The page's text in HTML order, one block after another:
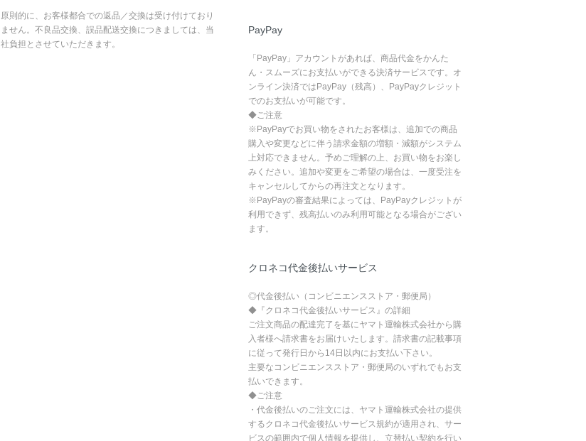
原則的に、お客様都合での返品／交換は受け付けており
ません。不良品交換、誤品配送交換につきましては、当
社負担とさせていただきます。
PayPay
「PayPay」アカウントがあれば、商品代金をかんた
ん・スムーズにお支払いができる決済サービスです。オ
ンライン決済ではPayPay（残高）、PayPayクレジット
でのお支払いが可能です。
◆ご注意
※PayPayでお買い物をされたお客様は、追加での商品
購入や変更などに伴う請求金額の増額・減額がシステム
上対応できません。予めご理解の上、お買い物をお楽し
みください。追加や変更をご希望の場合は、一度受注を
キャンセルしてからの再注文となります。
※PayPayの審査結果によっては、PayPayクレジットが
利用できず、残高払いのみ利用可能となる場合がござい
ます。
クロネコ代金後払いサービス
◎代金後払い（コンビニエンスストア・郵便局）
◆『クロネコ代金後払いサービス』の詳細
ご注文商品の配達完了を基にヤマト運輸株式会社から購
入者様へ請求書をお届けいたします。請求書の記載事項
に従って発行日から14日以内にお支払い下さい。
主要なコンビニエンスストア・郵便局のいずれでもお支
払いできます。
◆ご注意
・代金後払いのご注文には、ヤマト運輸株式会社の提供
するクロネコ代金後払いサービス規約が適用され、サー
ビスの範囲内で個人情報を提供し、立替払い契約を行い